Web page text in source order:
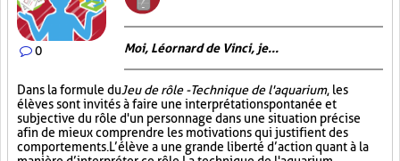
0 Moi, Léornard de Vinci, je...
Dans la formule duJeu de rôle - Technique de l'aquarium, les
élèves sont invités à faire une interprétation spontanée et
subjective du rôle d'un personnage dans une situation précise
afin de mieux comprendre les motivations qui justifient des
comportements. L’élève a une grande liberté d’action quant à la